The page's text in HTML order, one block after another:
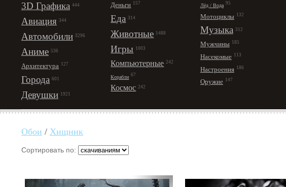
3D Графика 444
Авиация 344
Автомобили 3296
Аниме 536
Архитектура 127
Города 601
Девушки 1921
Деньги 157
Еда 314
Животные 1488
Игры 1003
Компьютерные 242
Корабли 67
Космос 242
Лёд / Вода 95
Мотоциклы 132
Музыка 312
Мужчины 185
Насекомые 113
Настроения 186
Оружие 147
Обои / Хищник
Сортировать по: